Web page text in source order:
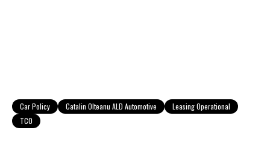
Car Policy Catalin Olteanu ALD Automotive
Leasing Operational
TCO